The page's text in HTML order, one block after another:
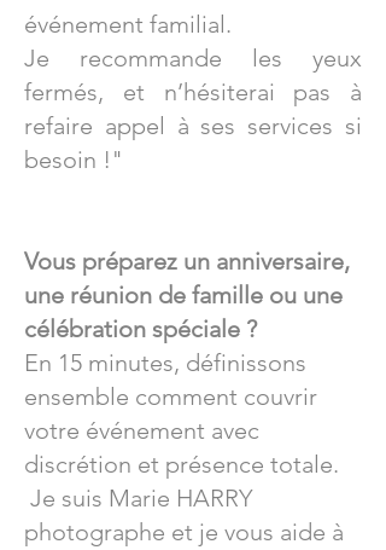
événement familial.
Je recommande les yeux
fermés, et n’hésiterai pas à
refaire appel à ses services si
besoin !"
Vous préparez un anniversaire,
une réunion de famille ou une
célébration spéciale ?
En 15 minutes, définissons
ensemble comment couvrir
votre événement avec
discrétion et présence totale.
Je suis Marie HARRY
photographe et je vous aide à